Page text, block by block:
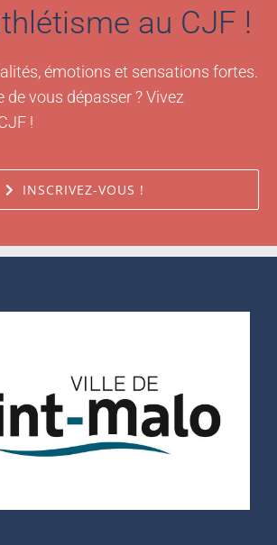
au CJF !
émotions et sensations fortes.
de vous dépasser ? Vivez
!
INSCRIVEZ-VOUS !